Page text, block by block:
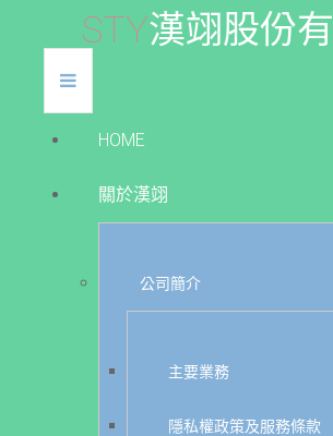
STY漢翊股份有
HOME
關於漢翊
公司簡介
主要業務
隱私權政策及服務條款